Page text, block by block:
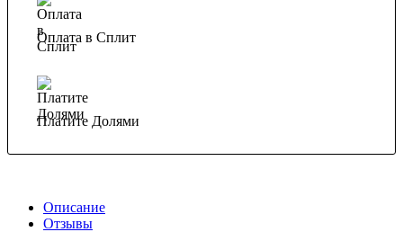
Оплата в Сплит
Платите Долями
Описание
Отзывы